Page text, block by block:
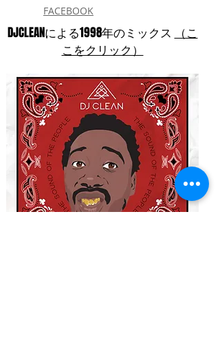
FACEBOOK
DJCLEANによる1998年のミックス
（こ
こをクリック）